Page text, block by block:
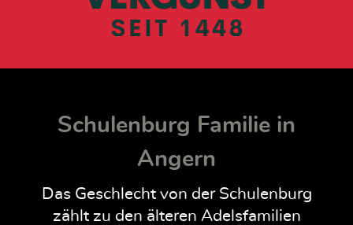
Schulenburg Familie in
Angern
Das Geschlecht von der Schulenburg
zählt zu den älteren Adelsfamilien